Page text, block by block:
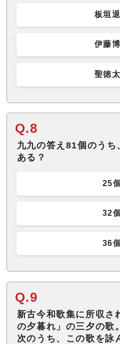
板垣
伊藤
聖徳
Q.8
九九の答え81個のうち
ある？
25個
32個
36個
Q.9
新古今和歌集に所収さ
の夕暮れ」の三夕の歌。
次のうち、この歌を詠